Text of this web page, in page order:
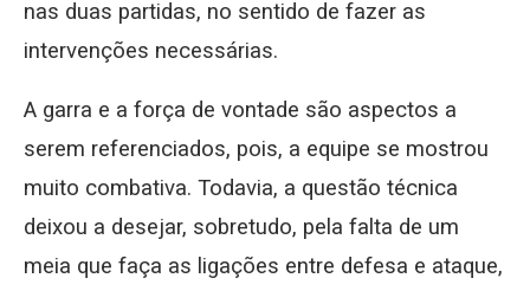
nas duas partidas, no sentido de fazer as
intervenções necessárias.
A garra e a força de vontade são aspectos a
serem referenciados, pois, a equipe se mostrou
muito combativa. Todavia, a questão técnica
deixou a desejar, sobretudo, pela falta de um
meia que faça as ligações entre defesa e ataque,